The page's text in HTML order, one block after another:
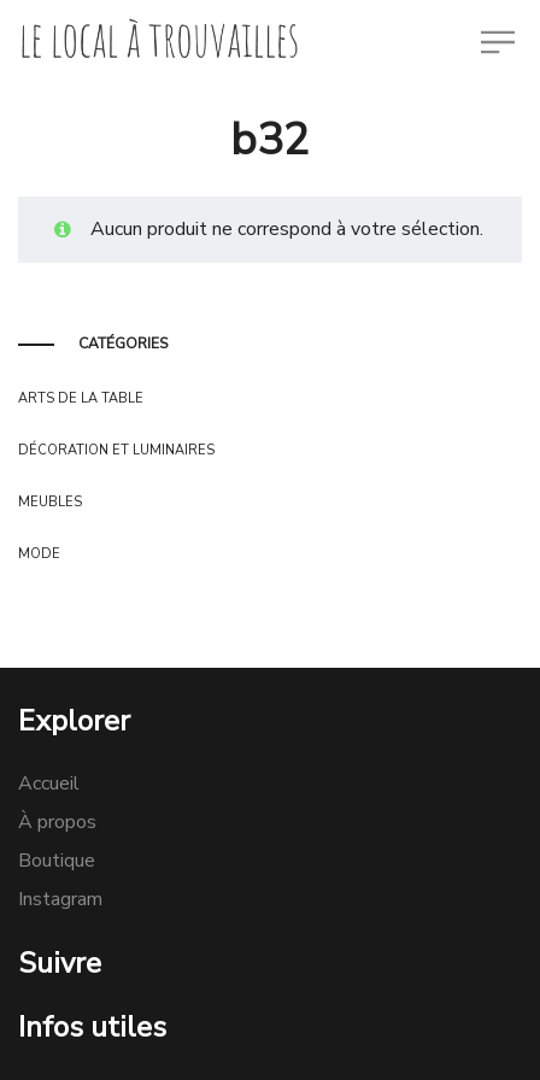
b32
Aucun produit ne correspond à votre sélection.
CATÉGORIES
ARTS DE LA TABLE
DÉCORATION ET LUMINAIRES
MEUBLES
MODE
Explorer
Accueil
À propos
Boutique
Instagram
Suivre
Infos utiles